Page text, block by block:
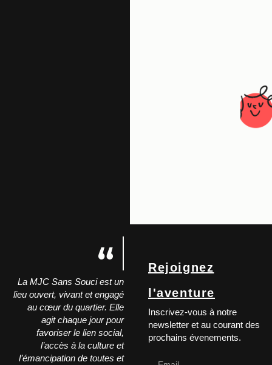
La MJC Sans Souci est un
lieu ouvert, vivant et engagé
au cœur du quartier. Elle
agit chaque jour pour
favoriser le lien social,
l’accès à la culture et
l’émancipation de toutes et
Rejoignez
l'aventure
Inscrivez-vous à notre
newsletter et au courant des
prochains évenements.